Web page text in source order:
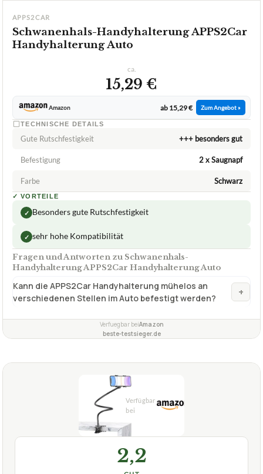
APPS2CAR
Schwanenhals-Handyhalterung APPS2Car
Handyhalterung Auto
ca.
15,29 €
Amazon ab 15,29 € Zum Angebot »
TECHNISCHE DETAILS
Gute Rutschfestigkeit +++ besonders gut
Befestigung 2 x Saugnapf
Farbe Schwarz
✓ VORTEILE
✓ Besonders gute Rutschfestigkeit
✓ sehr hohe Kompatibilität
Fragen und Antworten zu Schwanenhals-
Handyhalterung APPS2Car Handyhalterung Auto
Kann die APPS2Car Handyhalterung mühelos an
verschiedenen Stellen im Auto befestigt werden?
+
Verfuegbar beiAmazon
beste-testsieger.de
2,2